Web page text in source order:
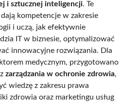
i sztucznej inteligencji. Te
kompetencje w zakresie
i uczą, jak efektywnie
IT w biznesie, optymalizować
innowacyjne rozwiązania. Dla
medycznym, przygotowano
zarządzania w ochronie zdrowia,
wiedzę z zakresu prawa
zdrowia oraz marketingu usług